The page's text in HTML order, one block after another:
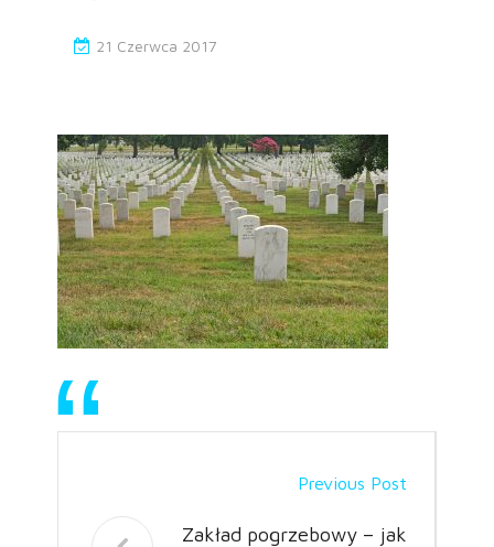
21 Czerwca 2017
Previous Post
Zakład pogrzebowy – jak